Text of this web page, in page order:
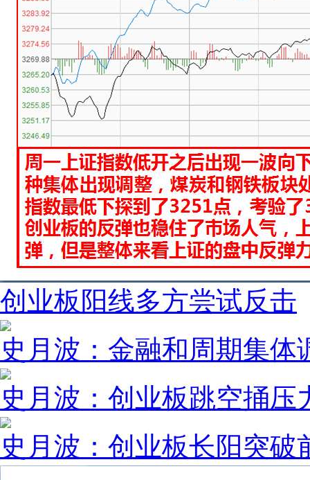
创业板阳线多方尝试反击
史月波：金融和周期集体
史月波：创业板跳空捅压
史月波：创业板长阳突破